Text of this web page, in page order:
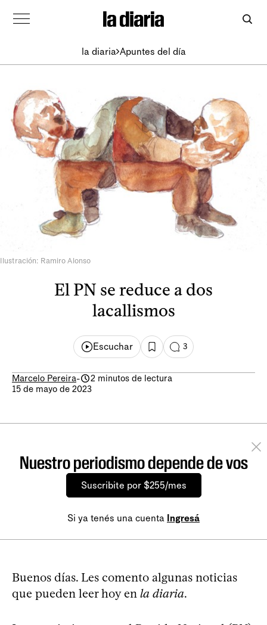
la diaria Apuntes del día
Ilustración: Ramiro Alonso
El PN se reduce a dos
lacallismos
Escuchar 3
Marcelo Pereira-
2 minutos de lectura
15 de mayo de 2023
Nuestro periodismo depende de vos
Suscribite por $255/mes
Si ya tenés una cuenta Ingresá
Buenos días. Les comento algunas noticias
que pueden leer hoy en la diaria.